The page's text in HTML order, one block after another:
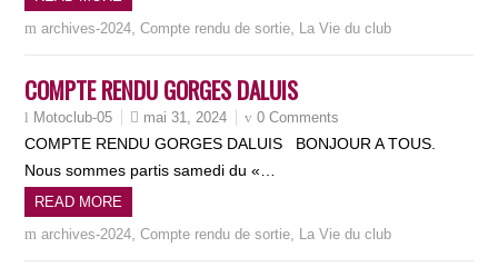
archives-2024 ,Compte rendu de sortie La Vie du club
COMPTE RENDU GORGES DALUIS
Motoclub-05 mai 31, 2024 0 Comments
COMPTE RENDU GORGES DALUIS BONJOUR A TOUS.
Nous sommes partis samedi du «…
READ MORE
archives-2024 ,Compte rendu de sortie La Vie du club